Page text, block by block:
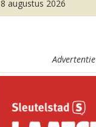
8 augustus 2026
Advertentie